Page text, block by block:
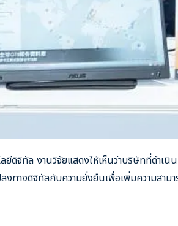
ดิจิทัล งานวิจัยแสดงให้เห็นว่าบริษัทที่ดำเ
ทางดิจิทัลกับความยั่งยืนเพื่อเพิ่มความสาม